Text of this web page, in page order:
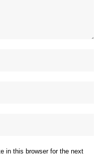
in this browser for the next